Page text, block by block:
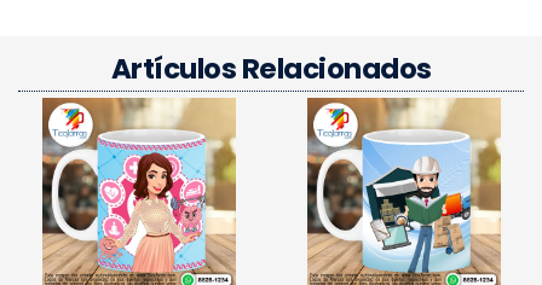
Artículos Relacionados